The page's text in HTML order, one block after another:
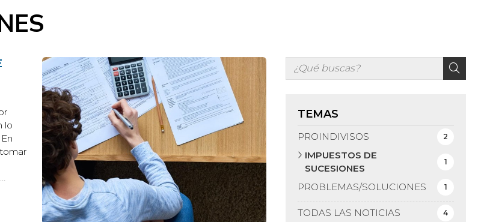
TEMAS
TODAS LAS NOTICIAS 4
PROINDIVISOS 2
IMPUESTOS DE
SUCESIONES
1
PROBLEMAS/SOLUCIONES 1
lo